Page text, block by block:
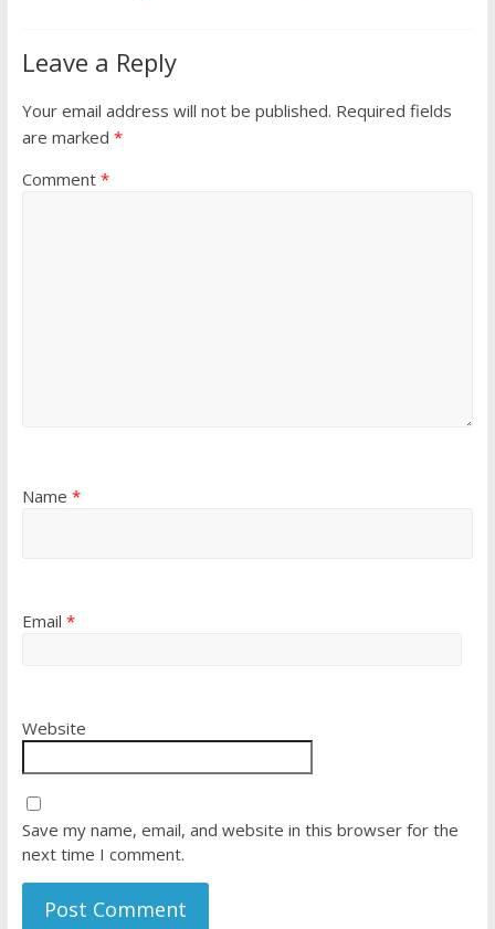
Leave a Reply
Your email address will not be published. Required fields
are marked *
Comment *
Name *
Email *
Website
Save my name, email, and website in this browser for the
next time I comment.